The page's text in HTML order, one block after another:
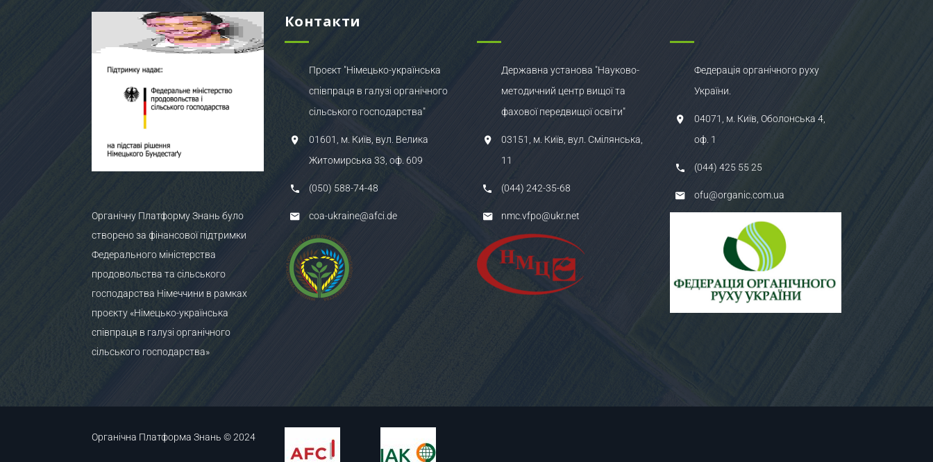
Органічну Платформу Знань було
створено за фінансової підтримки
Федерального міністерства
продовольства та сільського
господарства Німеччини в рамках
проєкту «Німецько-українська
співпраця в галузі органічного
сільського господарства»
Контакти
Проєкт "Німецько-українська
співпраця в галузі органічного
сільського господарства"
01601, м. Київ, вул. Велика
Житомирська 33, оф. 609
(050) 588-74-48
coa-ukraine@afci.de
Державна установа "Науково-
методичний центр вищої та
фахової передвищої освіти"
03151, м. Київ, вул. Смілянська,
11
(044) 242-35-68
nmc.vfpo@ukr.net
Федерація органічного руху
України.
04071, м. Київ, Оболонська 4,
оф. 1
(044) 425 55 25
ofu@organic.com.ua
Органічна Платформа Знань © 2024